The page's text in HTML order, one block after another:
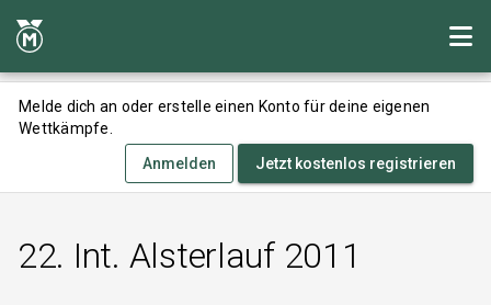
Melde dich an oder erstelle einen Konto für deine eigenen
Wettkämpfe.
Anmelden
Jetzt kostenlos registrieren
22. Int. Alsterlauf 2011